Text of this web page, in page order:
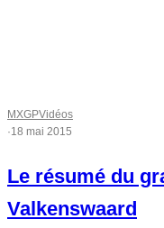
MXGPVidéos
·18 mai 2015
Le résumé du
Valkenswaard